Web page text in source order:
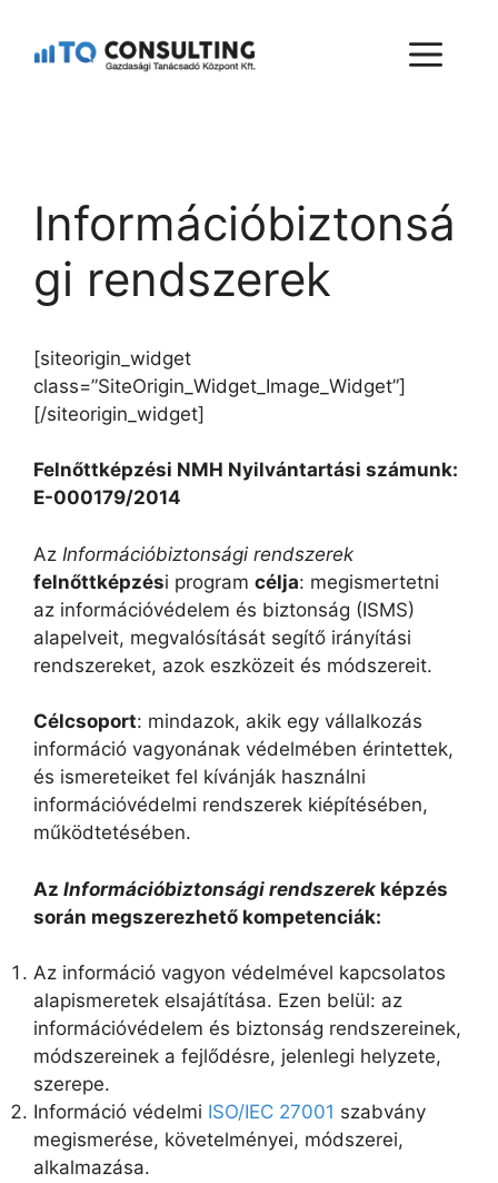
Információbiztonsá
gi rendszerek
[siteorigin_widget
class=”SiteOrigin_Widget_Image_Widget”]
[/siteorigin_widget]
Felnőttképzési NMH Nyilvántartási számunk:
E-000179/2014
Az Információbiztonsági rendszerek
felnőttképzési program célja: megismertetni
az információvédelem és biztonság (ISMS)
alapelveit, megvalósítását segítő irányítási
rendszereket, azok eszközeit és módszereit.
Célcsoport: mindazok, akik egy vállalkozás
információ vagyonának védelmében érintettek,
és ismereteiket fel kívánják használni
információvédelmi rendszerek kiépítésében,
működtetésében.
Az Információbiztonsági rendszerek képzés
során megszerezhető kompetenciák:
Az információ vagyon védelmével kapcsolatos
alapismeretek elsajátítása. Ezen belül: az
információvédelem és biztonság rendszereinek,
módszereinek a fejlődésre, jelenlegi helyzete,
szerepe.
Információ védelmi ISO/IEC 27001 szabvány
megismerése, követelményei, módszerei,
alkalmazása.